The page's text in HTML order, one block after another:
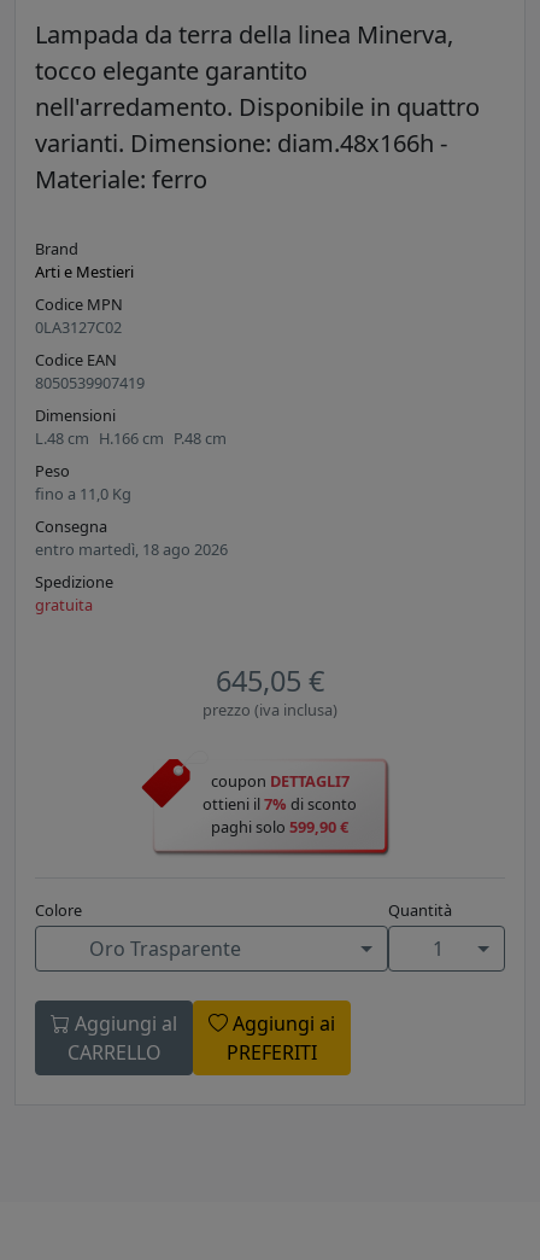
Lampada da terra della linea Minerva,
tocco elegante garantito
nell'arredamento. Disponibile in quattro
varianti. Dimensione: diam.48x166h -
Materiale: ferro
Brand
Arti e Mestieri
Codice MPN
0LA3127C02
Codice EAN
8050539907419
Dimensioni
L.48 cm H.166 cm P.48 cm
Peso
fino a 11,0 Kg
Consegna
entro martedì, 18 ago 2026
Spedizione
gratuita
645,05 €
prezzo (iva inclusa)
coupon DETTAGLI7
ottieni il7% di sconto
paghi solo 599,90 €
Colore
Oro Trasparente
Quantità
1
Aggiungi al
CARRELLO
Aggiungi ai
PREFERITI